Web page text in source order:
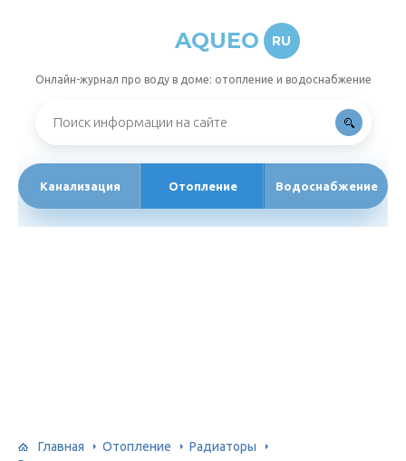
AQUEO RU
Онлайн-журнал про воду в доме: отопление и водоснабжение
Канализация Отопление Водоснабжение
Главная Отопление
Радиаторы